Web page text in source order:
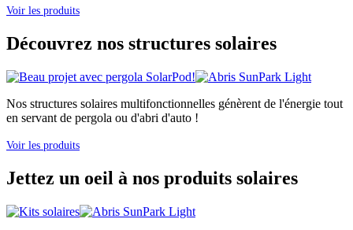
Voir les produits
Découvrez nos structures solaires
Nos structures solaires multifonctionnelles génèrent de l'énergie tout
en servant de pergola ou d'abri d'auto !
Voir les produits
Jettez un oeil à nos produits solaires